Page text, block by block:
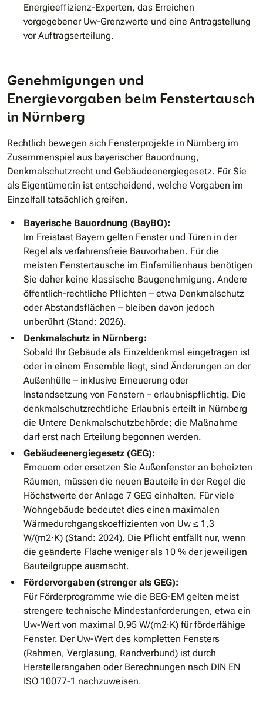
Energieeffizienz-Experten, das Erreichen
vorgegebener Uw-Grenzwerte und eine Antragstellung
vor Auftragserteilung.
Genehmigungen und
Energievorgaben beim Fenstertausch
in Nürnberg
Rechtlich bewegen sich Fensterprojekte in Nürnberg im
Zusammenspiel aus bayerischer Bauordnung,
Denkmalschutzrecht und Gebäudeenergiegesetz. Für Sie
als Eigentümer:in ist entscheidend, welche Vorgaben im
Einzelfall tatsächlich greifen.
Bayerische Bauordnung (BayBO):
Im Freistaat Bayern gelten Fenster und Türen in der
Regel als verfahrensfreie Bauvorhaben. Für die
meisten Fenstertausche im Einfamilienhaus benötigen
Sie daher keine klassische Baugenehmigung. Andere
öffentlich-rechtliche Pflichten – etwa Denkmalschutz
oder Abstandsflächen – bleiben davon jedoch
unberührt (Stand: 2026).
Denkmalschutz in Nürnberg:
Sobald Ihr Gebäude als Einzeldenkmal eingetragen ist
oder in einem Ensemble liegt, sind Änderungen an der
Außenhülle – inklusive Erneuerung oder
Instandsetzung von Fenstern – erlaubnispflichtig. Die
denkmalschutzrechtliche Erlaubnis erteilt in Nürnberg
die Untere Denkmalschutzbehörde; die Maßnahme
darf erst nach Erteilung begonnen werden.
Gebäudeenergiegesetz (GEG):
Erneuern oder ersetzen Sie Außenfenster an beheizten
Räumen, müssen die neuen Bauteile in der Regel die
Höchstwerte der Anlage 7 GEG einhalten. Für viele
Wohngebäude bedeutet dies einen maximalen
Wärmedurchgangskoeffizienten von Uw ≤ 1,3
W/(m2·K) (Stand: 2024). Die Pflicht entfällt nur, wenn
die geänderte Fläche weniger als 10 % der jeweiligen
Bauteilgruppe ausmacht.
Fördervorgaben (strenger als GEG):
Für Förderprogramme wie die BEG-EM gelten meist
strengere technische Mindestanforderungen, etwa ein
Uw-Wert von maximal 0,95 W/(m2·K) für förderfähige
Fenster. Der Uw-Wert des kompletten Fensters
(Rahmen, Verglasung, Randverbund) ist durch
Herstellerangaben oder Berechnungen nach DIN EN
ISO 10077-1 nachzuweisen.